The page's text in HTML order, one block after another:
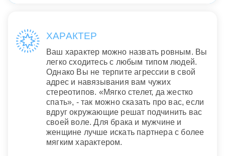
ХАРАКТЕР
Ваш характер можно назвать ровным. Вы
легко сходитесь с любым типом людей.
Однако Вы не терпите агрессии в свой
адрес и навязывания вам чужих
стереотипов. «Мягко стелет, да жестко
спать», - так можно сказать про вас, если
вдруг окружающие решат подчинить вас
своей воле. Для брака и мужчине и
женщине лучше искать партнера с более
мягким характером.